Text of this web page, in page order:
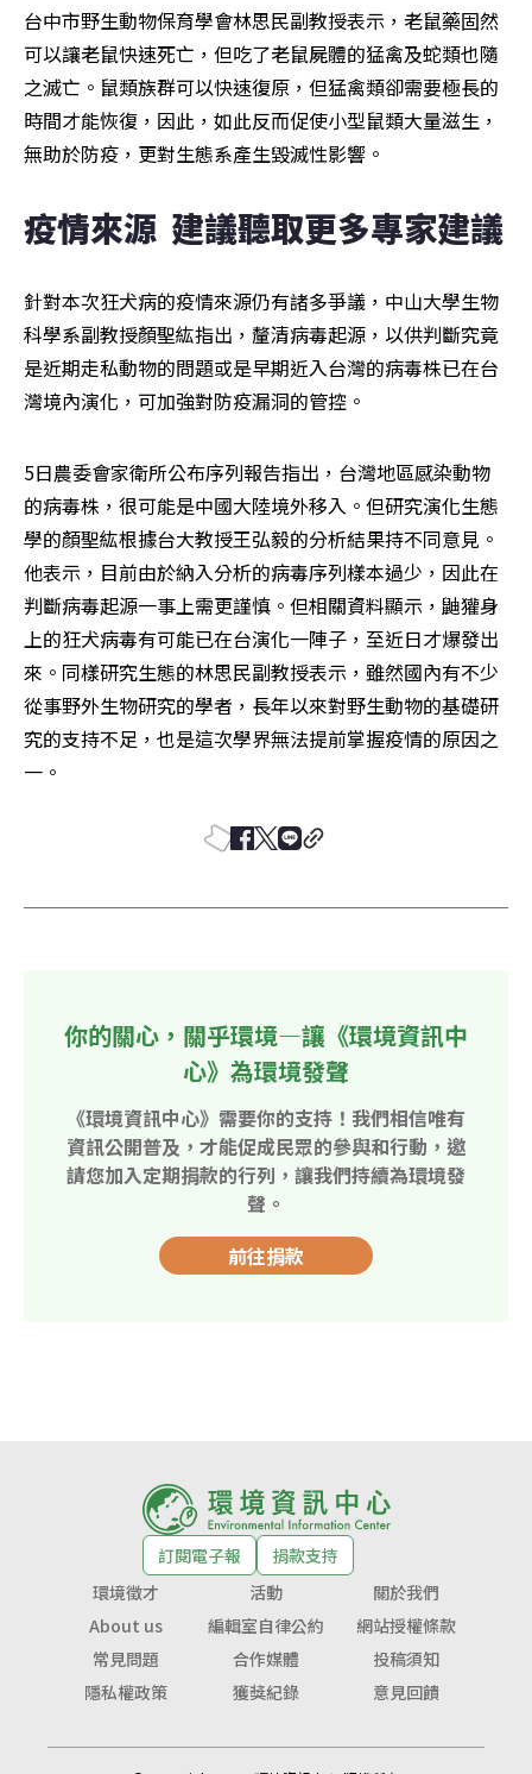
台中市野生動物保育學會林思民副教授表示，老鼠藥固然
可以讓老鼠快速死亡，但吃了老鼠屍體的猛禽及蛇類也隨
之滅亡。鼠類族群可以快速復原，但猛禽類卻需要極長的
時間才能恢復，因此，如此反而促使小型鼠類大量滋生，
無助於防疫，更對生態系產生毀滅性影響。
疫情來源  建議聽取更多專家建議
針對本次狂犬病的疫情來源仍有諸多爭議，中山大學生物
科學系副教授顏聖紘指出，釐清病毒起源，以供判斷究竟
是近期走私動物的問題或是早期近入台灣的病毒株已在台
灣境內演化，可加強對防疫漏洞的管控。
5日農委會家衛所公布序列報告指出，台灣地區感染動物
的病毒株，很可能是中國大陸境外移入。但研究演化生態
學的顏聖紘根據台大教授王弘毅的分析結果持不同意見。
他表示，目前由於納入分析的病毒序列樣本過少，因此在
判斷病毒起源一事上需更謹慎。但相關資料顯示，鼬獾身
上的狂犬病毒有可能已在台演化一陣子，至近日才爆發出
來。同樣研究生態的林思民副教授表示，雖然國內有不少
從事野外生物研究的學者，長年以來對野生動物的基礎研
究的支持不足，也是這次學界無法提前掌握疫情的原因之
一。
你的關心，關乎環境—讓《環境資訊中
心》為環境發聲
《環境資訊中心》需要你的支持！我們相信唯有
資訊公開普及，才能促成民眾的參與和行動，邀
請您加入定期捐款的行列，讓我們持續為環境發
聲。
前往捐款
訂閱電子報
捐款支持
環境徵才
活動
關於我們
About us
編輯室自律公約
網站授權條款
常見問題
合作媒體
投稿須知
隱私權政策
獲獎紀錄 意見回饋